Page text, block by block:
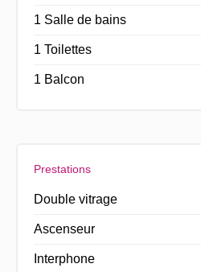
1 Salle de bains
1 Toilettes
1 Balcon
Prestations
Double vitrage
Ascenseur
Interphone